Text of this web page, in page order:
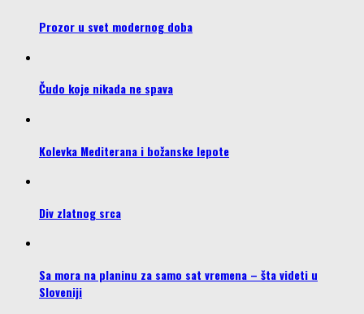
Prozor u svet modernog doba
Čudo koje nikada ne spava
Kolevka Mediterana i božanske lepote
Div zlatnog srca
Sa mora na planinu za samo sat vremena – šta videti u
Sloveniji